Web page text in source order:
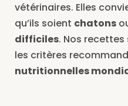
vétérinaires. Elles
qu’ils soient chatons
difficiles. Nos
les critères
nutritionnelles